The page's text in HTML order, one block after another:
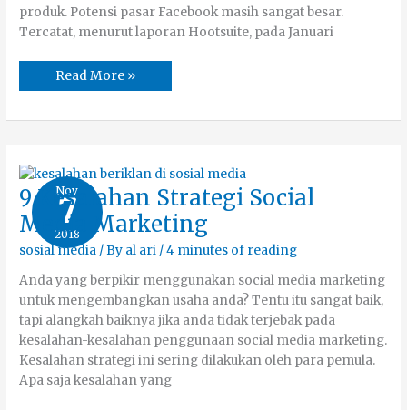
produk. Potensi pasar Facebook masih sangat besar.
Tercatat, menurut laporan Hootsuite, pada Januari
Read More »
Nov
7
2018
9 Kesalahan Strategi Social
Media Marketing
sosial media / By al ari /4 minutes of reading
Anda yang berpikir menggunakan social media marketing
untuk mengembangkan usaha anda? Tentu itu sangat baik,
tapi alangkah baiknya jika anda tidak terjebak pada
kesalahan-kesalahan penggunaan social media marketing.
Kesalahan strategi ini sering dilakukan oleh para pemula.
Apa saja kesalahan yang
9
Kesalahan
Strategi
Social
Media
Marketing